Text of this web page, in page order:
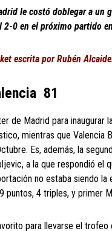
le costó doblegar a
2-0 en el próximo partido
escrita por Rubén
81
de Madrid para inaugurar
mientras que Valencia
Es, además, la
a la que respondió el
no estaba siendo
puntos, 4 triples, y primer
para llevarse el